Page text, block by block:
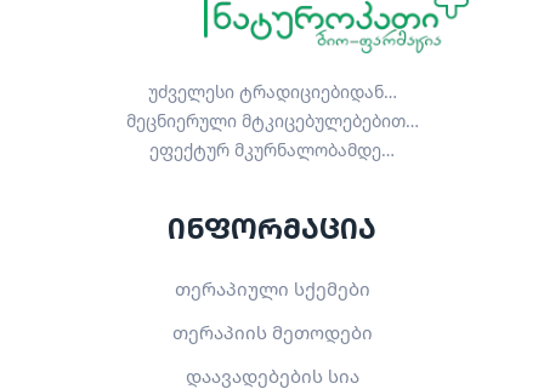
უძველესი ტრადიციებიდან…
მეცნიერული მტკიცებულებებით…
ეფექტურ მკურნალობამდე…
ინფორმაცია
თერაპიული სქემები
თერაპიის მეთოდები
დაავადებების სია